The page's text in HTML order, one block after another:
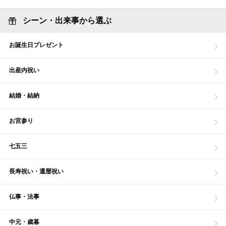
シーン・出来事から選ぶ
お誕生日プレゼント
出産内祝い
結婚・結納
お宮参り
七五三
長寿祝い・還暦祝い
仏事・法事
中元・歳暮